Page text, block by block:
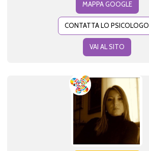
MAPPA GOOGLE
CONTATTA LO PSICOLOGO
VAI AL SITO